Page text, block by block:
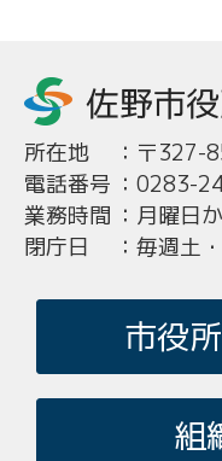
所在地 ： 〒327-
電話番号 ： 0283-
業務時間 ： 月曜日
閉庁日
： 毎週土
市役
組